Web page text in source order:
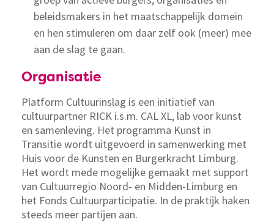
beleidsmakers in het maatschappelijk domein
en hen stimuleren om daar zelf ook (meer) mee
aan de slag te gaan.
Organisatie
Platform Cultuurinslag is een initiatief van
cultuurpartner RICK i.s.m. CAL XL, lab voor kunst
en samenleving. Het programma Kunst in
Transitie wordt uitgevoerd in samenwerking met
Huis voor de Kunsten en Burgerkracht Limburg.
Het wordt mede mogelijke gemaakt met support
van Cultuurregio Noord- en Midden-Limburg en
het Fonds Cultuurparticipatie. In de praktijk haken
steeds meer partijen aan.